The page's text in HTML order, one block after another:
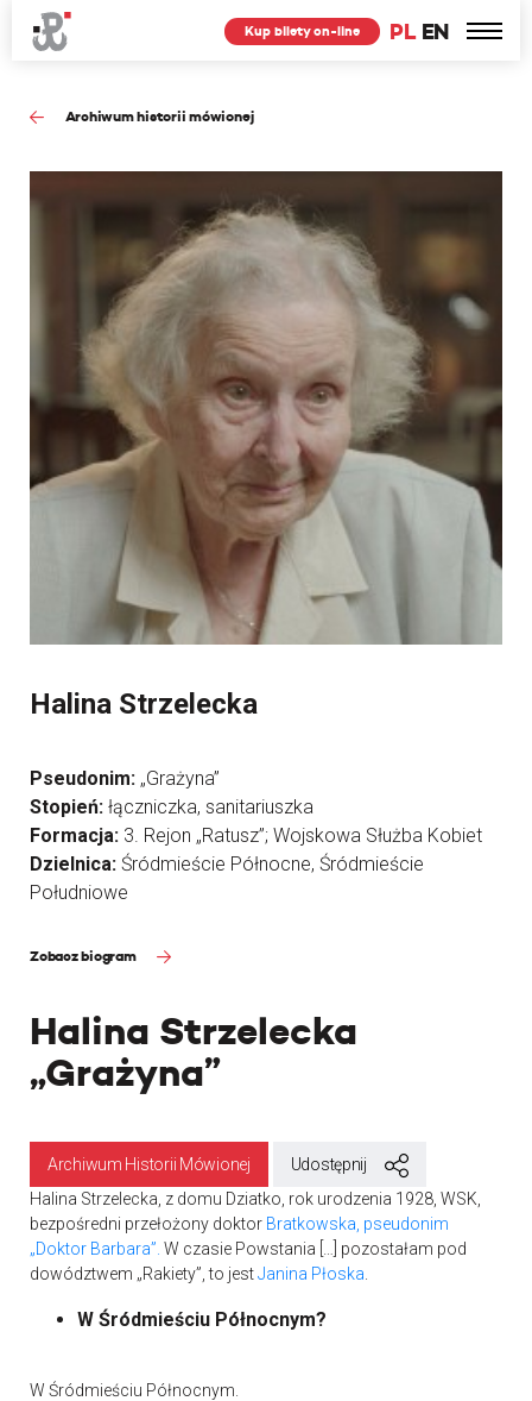
PL EN
Kup bilety on-line
Archiwum historii mówionej
Halina Strzelecka
„Grażyna”
Archiwum Historii Mówionej
Udostępnij
Halina Strzelecka, z domu Dziatko, rok urodzenia 1928, WSK,
bezpośredni przełożony doktor Bratkowska, pseudonim
„Doktor Barbara”. W czasie Powstania […] pozostałam pod
dowództwem „Rakiety”, to jestJanina Płoska
W Śródmieściu Północnym?
W Śródmieściu Północnym.
Halina Strzelecka
Pseudonim: „Grażyna”
Stopień: łączniczka, sanitariuszka
Formacja: 3. Rejon „Ratusz”; Wojskowa Służba Kobiet
Dzielnica: Śródmieście Północne, Śródmieście
Południowe
Zobacz biogram